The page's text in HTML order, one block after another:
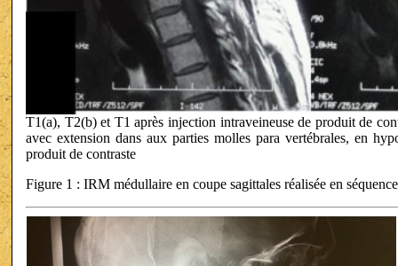
T1(a), T2(b) et T1 après injection intraveineuse de produit de
avec extension dans aux parties molles para vertébrales, en
produit de contraste
Figure 1 : IRM médullaire en coupe sagittales réalisée en